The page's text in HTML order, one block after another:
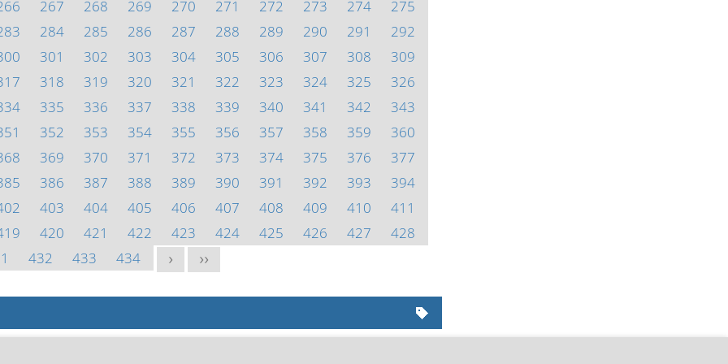
267 268 269 270 271 272 273 274
275
284 285 286 287 288 289 290 291
292
301 302 303 304 305 306 307 308
309
318 319 320 321 322 323 324 325
326
335 336 337 338 339 340 341 342
343
352 353 354 355 356 357 358 359
360
369 370 371 372 373 374 375 376
377
386 387 388 389 390 391 392 393
394
403 404 405 406 407 408 409 410
411
420 421 422 423 424 425 426 427
428
432 433 434 > >>